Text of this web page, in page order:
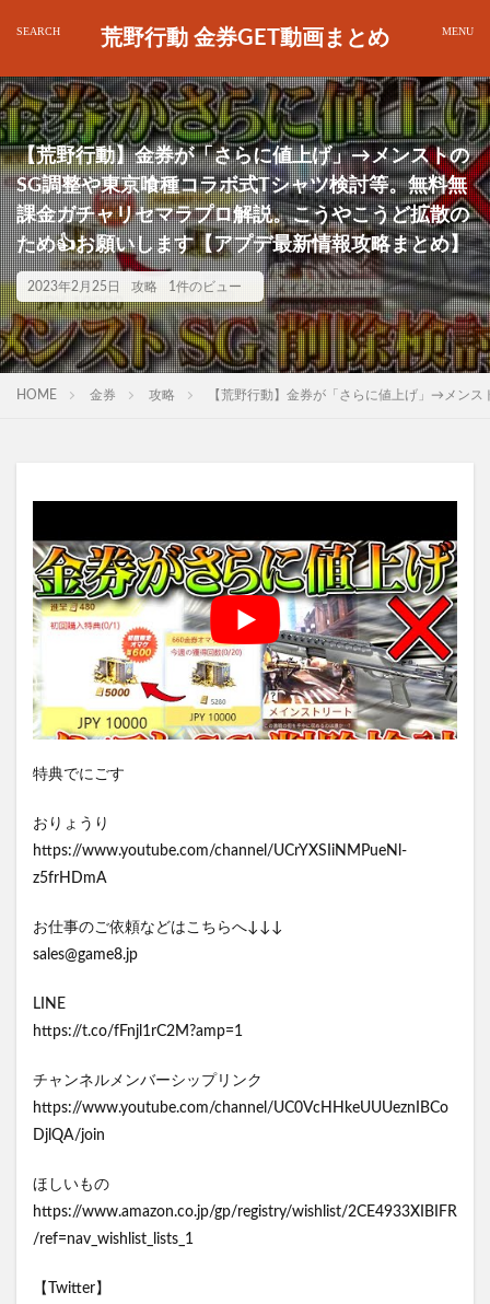
荒野行動 金券GET動画まとめ
【荒野行動】金券が「さらに値上げ」→メンストの
SG調整や東京喰種コラボ式Tシャツ検討等。無料無
課金ガチャリセマラプロ解説。こうやこうど拡散の
ため👍お願いします【アプデ最新情報攻略まとめ】
2023年2月25日 攻略 1件のビュー
HOME 金券 攻略 【荒野行動】金券が「さらに値上げ」→メン
特典でにごす
おりょうり
https://www.youtube.com/channel/UCrYXSIiNMPueNl-
z5frHDmA
お仕事のご依頼などはこちらへ↓↓↓
sales@game8.jp
LINE
https://t.co/fFnjl1rC2M?amp=1
チャンネルメンバーシップリンク
https://www.youtube.com/channel/UC0VcHHkeUUUeznIBCo
DjlQA/join
ほしいもの
https://www.amazon.co.jp/gp/registry/wishlist/2CE4933XIBIFR
/ref=nav_wishlist_lists_1
【Twitter】